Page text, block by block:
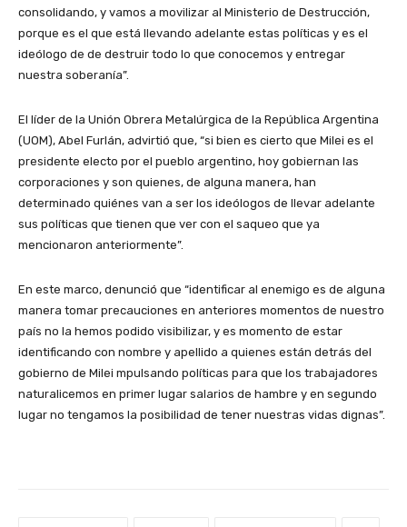
consolidando, y vamos a movilizar al Ministerio de Destrucción,
porque es el que está llevando adelante estas políticas y es el
ideólogo de de destruir todo lo que conocemos y entregar
nuestra soberanía”.
El líder de la Unión Obrera Metalúrgica de la República Argentina
(UOM), Abel Furlán, advirtió que, “si bien es cierto que Milei es el
presidente electo por el pueblo argentino, hoy gobiernan las
corporaciones y son quienes, de alguna manera, han
determinado quiénes van a ser los ideólogos de llevar adelante
sus políticas que tienen que ver con el saqueo que ya
mencionaron anteriormente”.
En este marco, denunció que “identificar al enemigo es de alguna
manera tomar precauciones en anteriores momentos de nuestro
país no la hemos podido visibilizar, y es momento de estar
identificando con nombre y apellido a quienes están detrás del
gobierno de Milei mpulsando políticas para que los trabajadores
naturalicemos en primer lugar salarios de hambre y en segundo
lugar no tengamos la posibilidad de tener nuestras vidas dignas”.